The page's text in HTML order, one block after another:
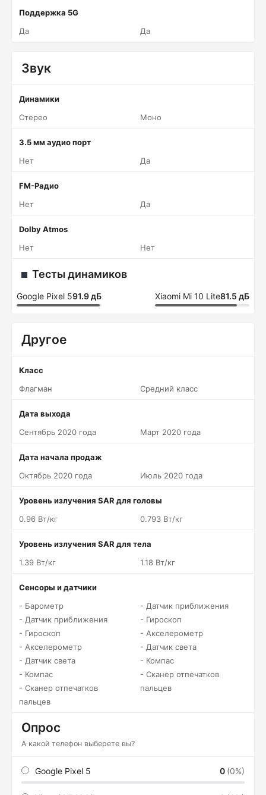
Поддержка 5G
Да
Да
Звук
Динамики
Стерео
Моно
3.5 мм аудио порт
Нет
Да
FM-Радио
Нет
Да
Dolby Atmos
Нет
Нет
Тесты динамиков
Google Pixel 591.9 дБ Xiaomi Mi 10 Lite81.5 дБ
Другое
Класс
Флагман
Средний класс
Дата выхода
Сентябрь 2020 года
Март 2020 года
Дата начала продаж
Октябрь 2020 года
Июль 2020 года
Уровень излучения SAR для головы
0.96 Вт/кг
0.793 Вт/кг
Уровень излучения SAR для тела
1.39 Вт/кг
1.18 Вт/кг
Сенсоры и датчики
- Барометр
- Датчик приближения
- Гироскоп
- Акселерометр
- Датчик света
- Компас
- Сканер отпечатков
пальцев
- Датчик приближения
- Гироскоп
- Акселерометр
- Датчик света
- Компас
- Сканер отпечатков
пальцев
Опрос
А какой телефон выберете вы?
Google Pixel 5 0 (0%)